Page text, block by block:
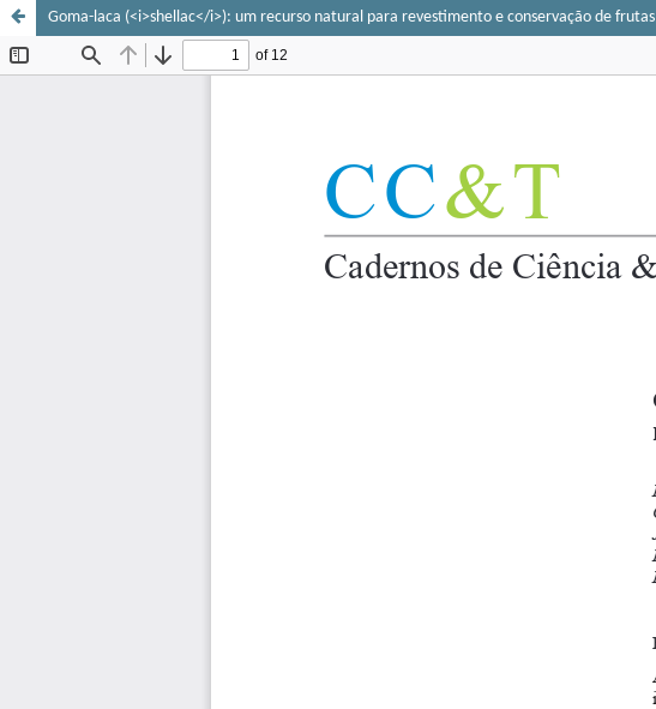
Goma-laca (<i>shellac</i>): um recurso natural para revestimento e conservação de frutas